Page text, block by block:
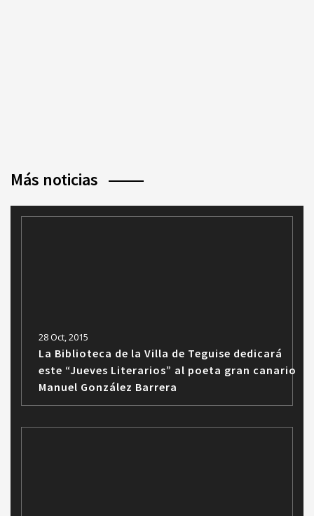
Más noticias
28 Oct, 2015
La Biblioteca de la Villa de Teguise dedicará
este “Jueves Literarios” al poeta gran canario
Manuel González Barrera